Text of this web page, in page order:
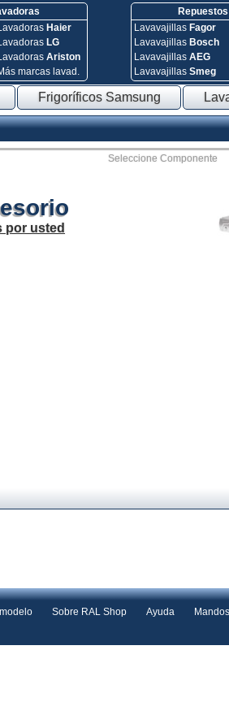
Haier
LG
Ariston
marcas lavad.
Lavavajillas Fagor
Lavavajillas Bosch
Lavavajillas AEG
Lavavajillas Smeg
Frigoríficos Samsung
Seleccione Componente
por usted
Sobre RAL Shop Ayuda